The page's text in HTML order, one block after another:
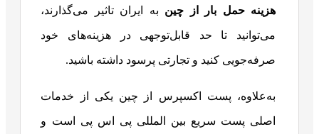
هزینه حمل بار از چین به ایران تاثیر می‌گذارند،
می‌توانید تا حد قابل‌توجهی در هزینه‌های خود
صرفه‌جویی کنید و تجارتی پرسود داشته باشید.
به‌علاوه، پست اکسپرس از چین یکی از خدمات
اصلی پست سریع بین المللی پی اس پی است و